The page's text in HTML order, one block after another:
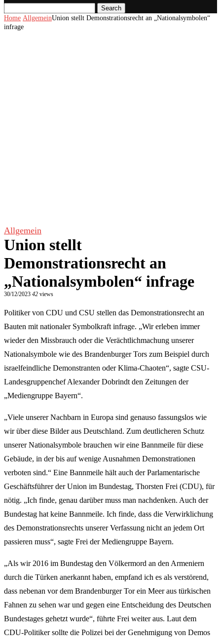
Search
Home AllgemeinUnion stellt Demonstrationsrecht an „Nationalsymbolen“
infrage
Allgemein
Union stellt
Demonstrationsrecht an
„Nationalsymbolen“ infrage
30/12/2023 42 views
Politiker von CDU und CSU stellen das Demonstrationsrecht an
Bauten mit nationaler Symbolkraft infrage. „Wir erleben immer
wieder den Missbrauch oder die Verächtlichmachung unserer
Nationalsymbole wie des Brandenburger Tors zum Beispiel durch
israelfeindliche Demonstranten oder Klima-Chaoten“, sagte CSU-
Landesgruppenchef Alexander Dobrindt den Zeitungen der
„Mediengruppe Bayern“.
„Viele unserer Nachbarn in Europa sind genauso fassungslos wie
wir über diese Bilder aus Deutschland. Zum deutlicheren Schutz
unserer Nationalsymbole brauchen wir eine Bannmeile für diese
Gebäude, in der bis auf wenige Ausnahmen Demonstrationen
verboten sind.“ Eine Bannmeile hält auch der Parlamentarische
Geschäftsführer der Union im Bundestag, Thorsten Frei (CDU), für
nötig. „Ich finde, genau darüber muss man nachdenken. Auch der
Bundestag hat keine Bannmeile. Ich finde, dass die Verwirklichung
des Demonstrationsrechts unserer Verfassung nicht an jedem Ort
passieren muss“, sagte Frei der Mediengruppe Bayern.
„Als wir 2016 im Bundestag den Völkermord an den Armeniern
durch die Türken anerkannt haben, empfand ich es als verstörend,
dass nebenan vor dem Brandenburger Tor ein Meer aus türkischen
Fahnen zu sehen war und gegen eine Entscheidung des Deutschen
Bundestages gehetzt wurde“, führte Frei weiter aus. Laut dem
CDU-Politiker sollte die Polizei bei der Genehmigung von Demos